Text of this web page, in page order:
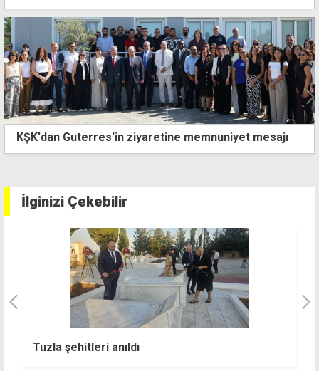
KŞK'dan Guterres'in ziyaretine memnuniyet mesajı
İlginizi Çekebilir
Tuzla şehitleri anıldı